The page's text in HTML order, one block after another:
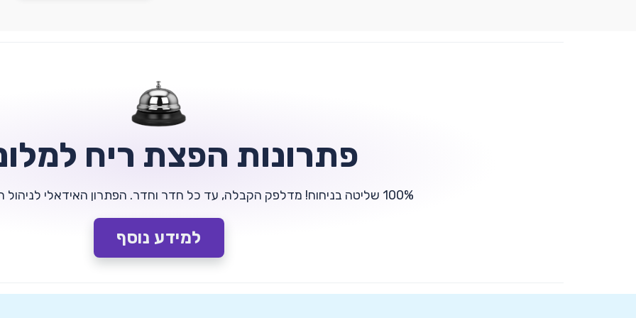
פתרונות הפצת ריח
100% שליטה בניחוח! מדלפק הקבלה, עד כל חדר וחדר. הפתרון האידאלי לניהול ריחות ואוירה נעימה.
למידע נוסף